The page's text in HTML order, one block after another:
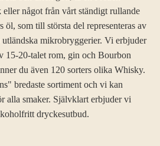
något från vårt ständigt rullande
öl, som till största del representeras av
mikrobryggerier. Vi erbjuder
15-20-talet rom, gin och Bourbon
du även 120 sorters olika Whisky.
bredaste sortiment och vi kan
alla smaker. Självklart erbjuder vi
dryckesutbud.